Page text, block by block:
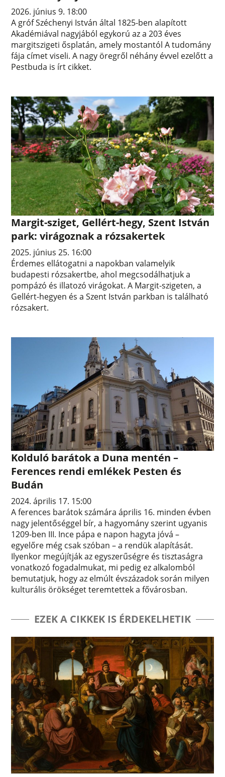
2026. június 9. 18:00
A gróf Széchenyi István által 1825-ben alapított
Akadémiával nagyjából egykorú az a 203 éves
margitszigeti ősplatán, amely mostantól A tudomány
fája címet viseli. A nagy öregről néhány évvel ezelőtt a
Pestbuda is írt cikket.
Margit-sziget, Gellért-hegy, Szent István
park: virágoznak a rózsakertek
2025. június 25. 16:00
Érdemes ellátogatni a napokban valamelyik
budapesti rózsakertbe, ahol megcsodálhatjuk a
pompázó és illatozó virágokat. A Margit-szigeten, a
Gellért-hegyen és a Szent István parkban is található
rózsakert.
Kolduló barátok a Duna mentén –
Ferences rendi emlékek Pesten és
Budán
2024. április 17. 15:00
A ferences barátok számára április 16. minden évben
nagy jelentőséggel bír, a hagyomány szerint ugyanis
1209-ben III. Ince pápa e napon hagyta jóvá –
egyelőre még csak szóban – a rendük alapítását.
Ilyenkor megújítják az egyszerűségre és tisztaságra
vonatkozó fogadalmukat, mi pedig ez alkalomból
bemutatjuk, hogy az elmúlt évszázadok során milyen
kulturális örökséget teremtettek a fővárosban.
EZEK A CIKKEK IS ÉRDEKELHETIK